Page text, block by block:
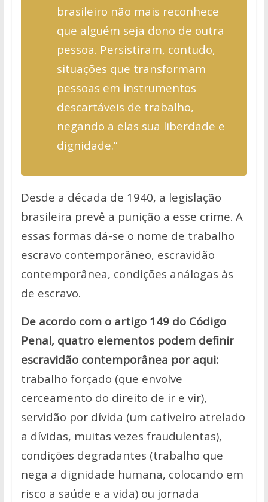
brasileiro não mais reconhece
que alguém seja dono de outra
pessoa. Persistiram, contudo,
situações que transformam
pessoas em instrumentos
descartáveis de trabalho,
negando a elas sua liberdade e
dignidade.”
Desde a década de 1940, a legislação
brasileira prevê a punição a esse crime. A
essas formas dá-se o nome de trabalho
escravo contemporâneo, escravidão
contemporânea, condições análogas às
de escravo.
De acordo com o artigo 149 do Código
Penal, quatro elementos podem definir
escravidão contemporânea por aqui:
trabalho forçado (que envolve
cerceamento do direito de ir e vir),
servidão por dívida (um cativeiro atrelado
a dívidas, muitas vezes fraudulentas),
condições degradantes (trabalho que
nega a dignidade humana, colocando em
risco a saúde e a vida) ou jornada